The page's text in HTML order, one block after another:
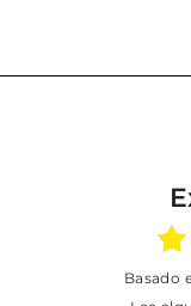
basado